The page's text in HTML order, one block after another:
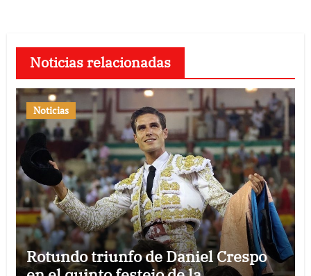
Noticias relacionadas
Noticias
Rotundo triunfo de Daniel Crespo